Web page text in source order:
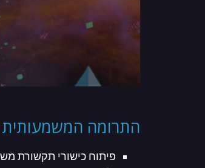
התרומה
פיתוח כישורי תקשורת